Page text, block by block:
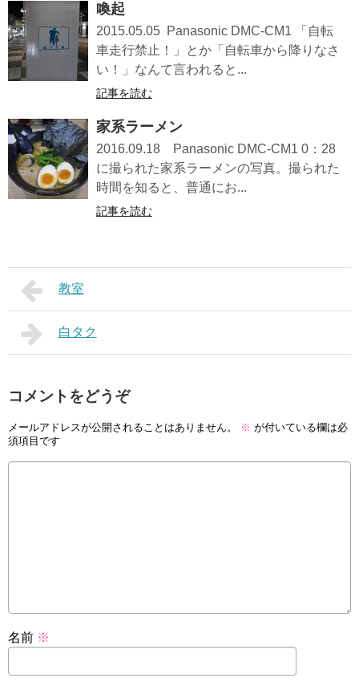
喚起
2015.05.05 Panasonic DMC-CM1 「自転
車走行禁止！」とか「自転車から降りなさ
い！」なんて言われると...
記事を読む
家系ラーメン
2016.09.18 Panasonic DMC-CM1 0：28
に撮られた家系ラーメンの写真。撮られた
時間を知ると、普通にお...
記事を読む
教室
白タク
コメントをどうぞ
メールアドレスが公開されることはありません。 ※ が付いている欄は必
須項目です
名前 ※